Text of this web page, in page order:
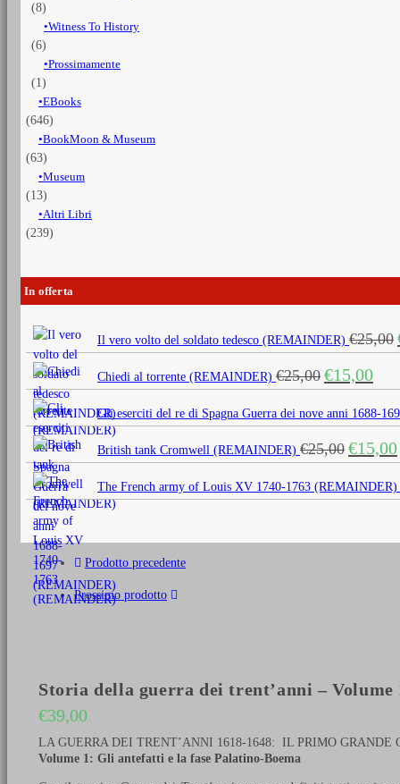
(8)
Witness To History
(6)
Prossimamente
(1)
EBooks
(646)
BookMoon & Museum
(63)
Museum
(13)
Altri Libri
(239)
In offerta
Il vero volto del soldato tedesco (REMAINDER) €25,00
Chiedi al torrente (REMAINDER) €25,00 Il
prezzo
originale
era:
€25,00.
€15,00
è:
Gli eserciti del re di Spagna Guerra dei nove anni 1688-
British tank Cromwell (REMAINDER) €25,00 Il
prezzo
originale
era:
€15,00
The French army of Louis XV 1740-1763 (REMAINDER)
Prodotto precedente
Prossimo prodotto
Storia della guerra dei trent’anni – Volume
€39,00
LA GUERRA DEI TRENT’ANNI 1618-1648: IL PRIMO GRANDE
Volume 1: Gli antefatti e la fase Palatino-Boema